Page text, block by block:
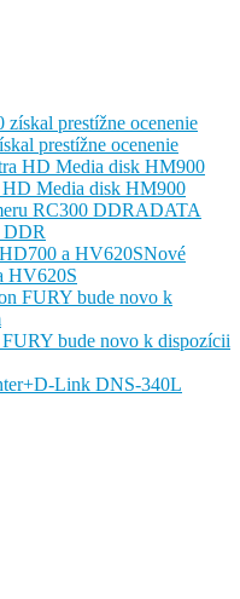
prestížne ocenenie
Media disk HM900
ADATA
DDR
Nové
HV620S
bude novo k dispozícii
D-Link DNS-340L